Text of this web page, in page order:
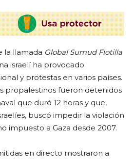
la llamada Global Sumud Flotilla
israelí ha provocado
y protestas en varios países.
propalestinos fueron detenidos
que duró 12 horas y que,
buscó impedir la violación
impuesto a Gaza desde 2007.
en directo mostraron a